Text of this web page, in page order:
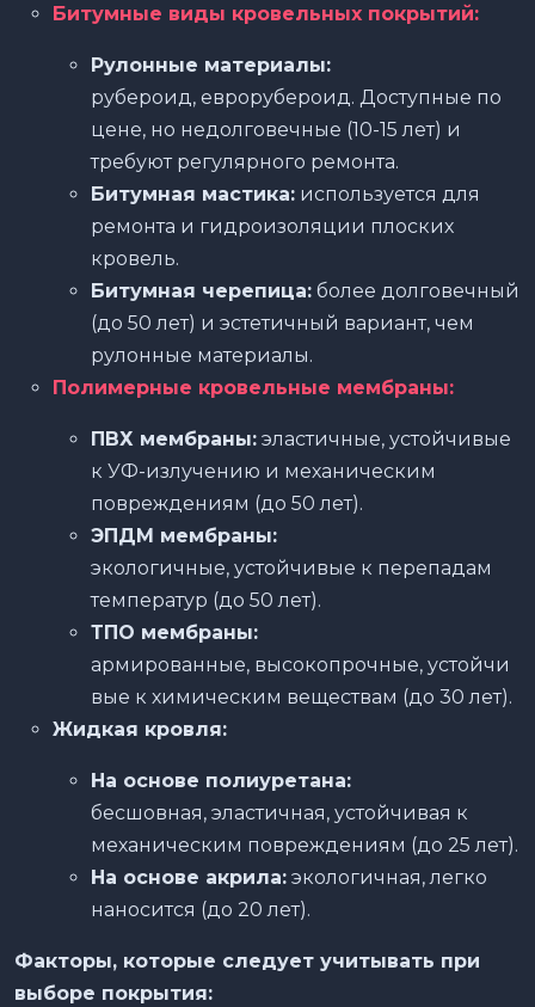
Битумные виды кровельных покрытий:
Рулонные материалы:
рубероид, еврорубероид. Доступные по
цене, но недолговечные (10-15 лет) и
требуют регулярного ремонта.
Битумная мастика: используется для
ремонта и гидроизоляции плоских
кровель.
Битумная черепица: более долговечный
(до 50 лет) и эстетичный вариант, чем
рулонные материалы.
Полимерные кровельные мембраны:
ПВХ мембраны: эластичные, устойчивые
к УФ-излучению и механическим
повреждениям (до 50 лет).
ЭПДМ мембраны:
экологичные, устойчивые к перепадам
температур (до 50 лет).
ТПО мембраны:
армированные, высокопрочные, устойчи
вые к химическим веществам (до 30 лет).
Жидкая кровля:
На основе полиуретана:
бесшовная, эластичная, устойчивая к
механическим повреждениям (до 25 лет).
На основе акрила: экологичная, легко
наносится (до 20 лет).
Факторы, которые следует учитывать при
выборе покрытия: